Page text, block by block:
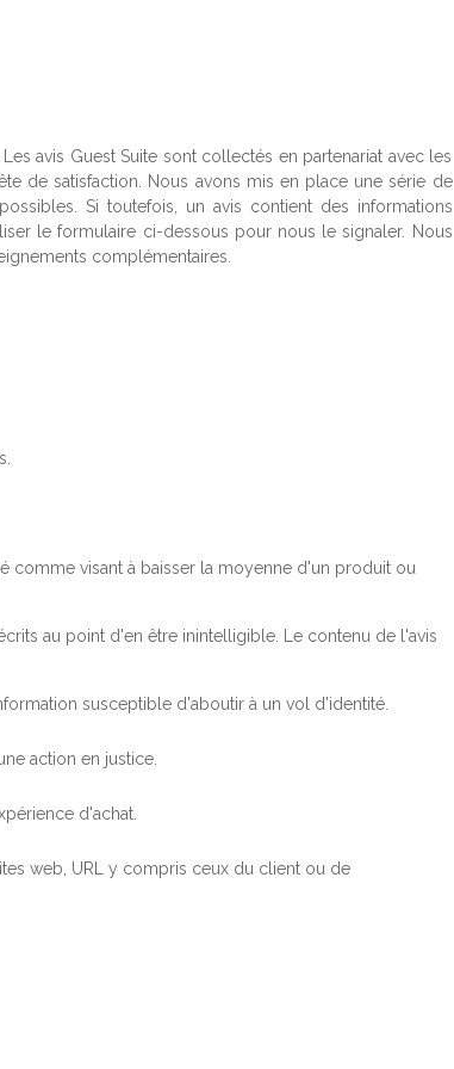
avis Guest Suite sont collectés en partenariat avec les
de satisfaction. Nous avons mis en place une série de
Si toutefois, un avis contient des informations
le formulaire ci-dessous pour nous le signaler. Nous
complémentaires.
comme visant à baisser la moyenne d'un produit ou
au point d'en être inintelligible. Le contenu de l'avis
susceptible d'aboutir à un vol d'identité.
action en justice.
d'achat.
web, URL y compris ceux du client ou de